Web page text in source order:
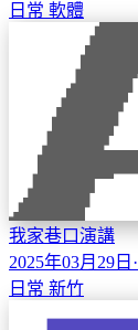
日常 軟體
我家巷口演講
2025年03月29日 ·
日常 新竹